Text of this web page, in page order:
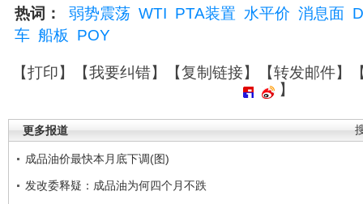
热词： 弱势震荡 WTI PTA装置 水平价 消息面
车 船板 POY
【打印】【我要纠错】【复制链接】【转发邮件】
】
更多报道
成品油价最快本月底下调(图)
发改委释疑：成品油为何四个月不跌